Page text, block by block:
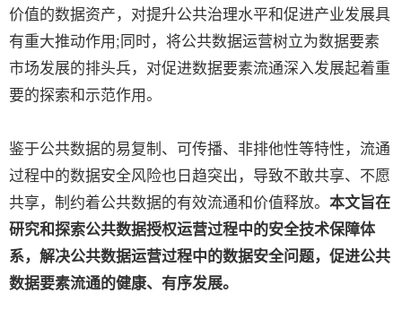
价值的数据资产，对提升公共治理水平和促进产业发展具
有重大推动作用;同时，将公共数据运营树立为数据要素
市场发展的排头兵，对促进数据要素流通深入发展起着重
要的探索和示范作用。
鉴于公共数据的易复制、可传播、非排他性等特性，流通
过程中的数据安全风险也日趋突出，导致不敢共享、不愿
共享，制约着公共数据的有效流通和价值释放。 本文旨在
研究和探索公共数据授权运营过程中的安全技术保障体
系，解决公共数据运营过程中的数据安全问题，促进公共
数据要素流通的健康、有序发展。